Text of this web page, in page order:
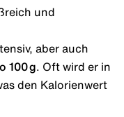
und
aber auch
100 g . Oft wird er in
den Kalorienwert